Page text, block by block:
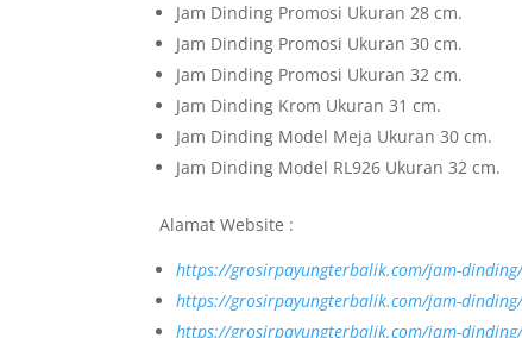
Jam Dinding Promosi Ukuran 28 cm.
Jam Dinding Promosi Ukuran 30 cm.
Jam Dinding Promosi Ukuran 32 cm.
Jam Dinding Krom Ukuran 31 cm.
Jam Dinding Model Meja Ukuran 30 cm.
Jam Dinding Model RL926 Ukuran 32 cm.
Alamat Website :
https://grosirpayungterbalik.com/jam-
https://grosirpayungterbalik.com/jam-
https://grosirpayungterbalik.com/jam-